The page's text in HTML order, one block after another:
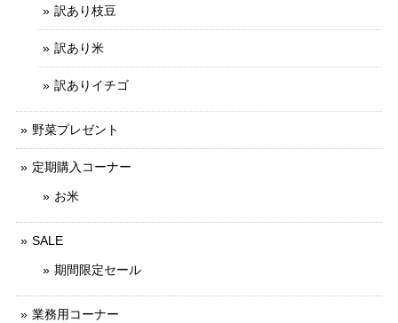
訳あり枝豆
訳あり米
訳ありイチゴ
野菜プレゼント
定期購入コーナー
お米
SALE
期間限定セール
業務用コーナー